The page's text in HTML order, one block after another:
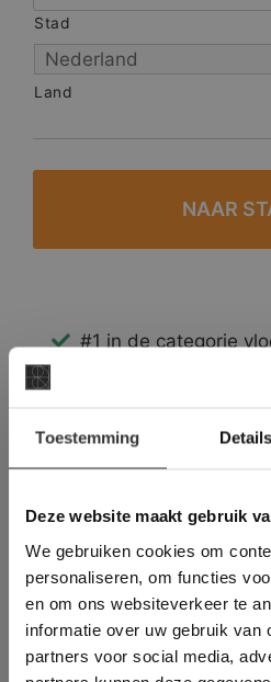
Toestemming Details
Deze website maakt gebruik
We gebruiken cookies om
personaliseren, om functies
en om ons websiteverkeer te
informatie over uw gebruik van
partners voor social media,
Stad
Land
#1 in de categorie
Binnen 24 uur een
Meer dan 500 m2
Deze
gebruik van
This Cookie Banner was
longer working. Please
Deze website
gebruikerservaring te
gebruik te maken van
toestemming voor
overeenstemming met
verder